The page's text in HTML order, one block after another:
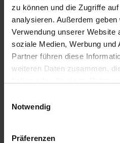
zu können und die Zugriffe
analysieren. Außerdem
Verwendung unserer Website
soziale Medien, Werbung und
Partner führen diese
weiteren Daten zusammen,
Notwendig
Präferenzen
Lentipur 700
Artikel-Nr.: 61681-00